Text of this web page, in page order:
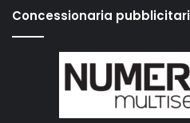
Concessionaria